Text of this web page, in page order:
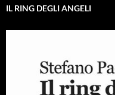
IL RING DEGLI ANGELI